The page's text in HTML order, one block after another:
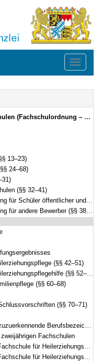
Toggle
Mai 2017 (GVBl. S. 186) BayRS 2236-6-1-1-K (§§ 1–71)
13–23)
24–68)
(§§ 32–41)
und staatlich anerkannter Fachschulen (§§ 32–37)
andere Bewerber (§§ 38–41)
(§§ 42–51)
(§§ 52–59)
(§§ 60–68)
(§§ 70–71)
Berufsbezeichnungen
Fachschulen
für Heilerziehungspflege (dreijährig)
für Heilerziehungspflege (zweijährig)